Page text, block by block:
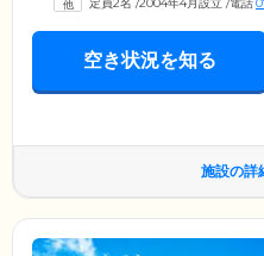
を抱えるご入居者様の尊厳や権
護に関するお悩みに耳を傾けま
い。またご入居者様に社会の一
してまいります。
空き状況を知る
施設の詳